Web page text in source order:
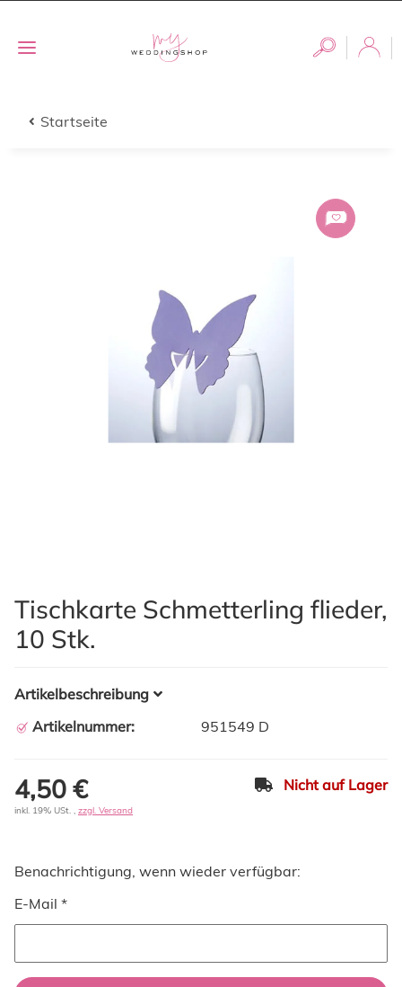
Startseite
Tischkarte Schmetterling flieder,
10 Stk.
Artikelbeschreibung
Artikelnummer:
951549 D
4,50 € Nicht auf Lager
inkl. 19% USt. , zzgl. Versand
Benachrichtigung, wenn wieder verfügbar:
E-Mail *